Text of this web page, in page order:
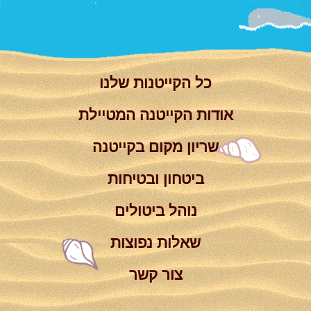
Summer
וידאו
צור קשר
'סגור תפריט'
כל הקייטנות שלנו
אודות הקייטנה המטיילת
שריון מקום בקייטנה
ביטחון ובטיחות
נוהל ביטולים
שאלות נפוצות
צור קשר